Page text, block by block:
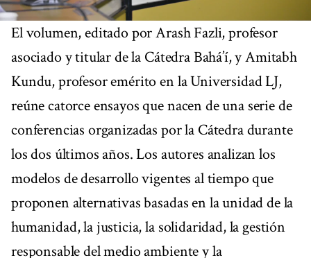
El volumen, editado por Arash Fazli, profesor
asociado y titular de la Cátedra Bahá’í, y Amitabh
Kundu, profesor emérito en la Universidad LJ,
reúne catorce ensayos que nacen de una serie de
conferencias organizadas por la Cátedra durante
los dos últimos años. Los autores analizan los
modelos de desarrollo vigentes al tiempo que
proponen alternativas basadas en la unidad de la
humanidad, la justicia, la solidaridad, la gestión
responsable del medio ambiente y la